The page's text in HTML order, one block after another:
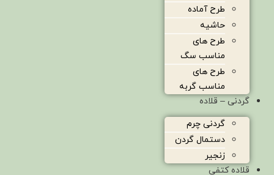
طرح آماده
حاشیه
طرح های
مناسب سگ
طرح های
مناسب گربه
گردنی – قلاده
گردنی چرم
دستمال گردن
زنجیر
قلاده کتفی